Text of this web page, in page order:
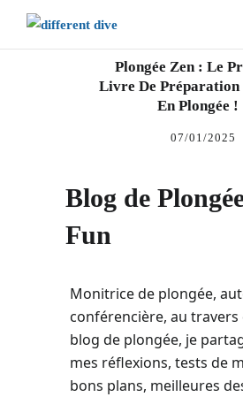
ENGLISH
Plongée Zen : Le
Livre De Préparation
En Plongée !
07/01/2025
Blog de
Fun
Monitrice de plongée,
conférencière, au travers
blog de plongée, je
mes réflexions, tests de
bons plans, meilleures